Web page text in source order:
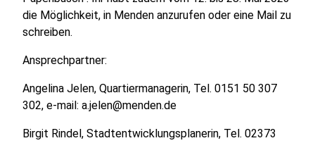
die Möglichkeit, in Menden anzurufen oder eine Mail zu
schreiben.
Ansprechpartner:
Angelina Jelen, Quartiermanagerin, Tel. 0151 50 307
302, e-mail: a.jelen@menden.de
Birgit Rindel, Stadtentwicklungsplanerin, Tel. 02373